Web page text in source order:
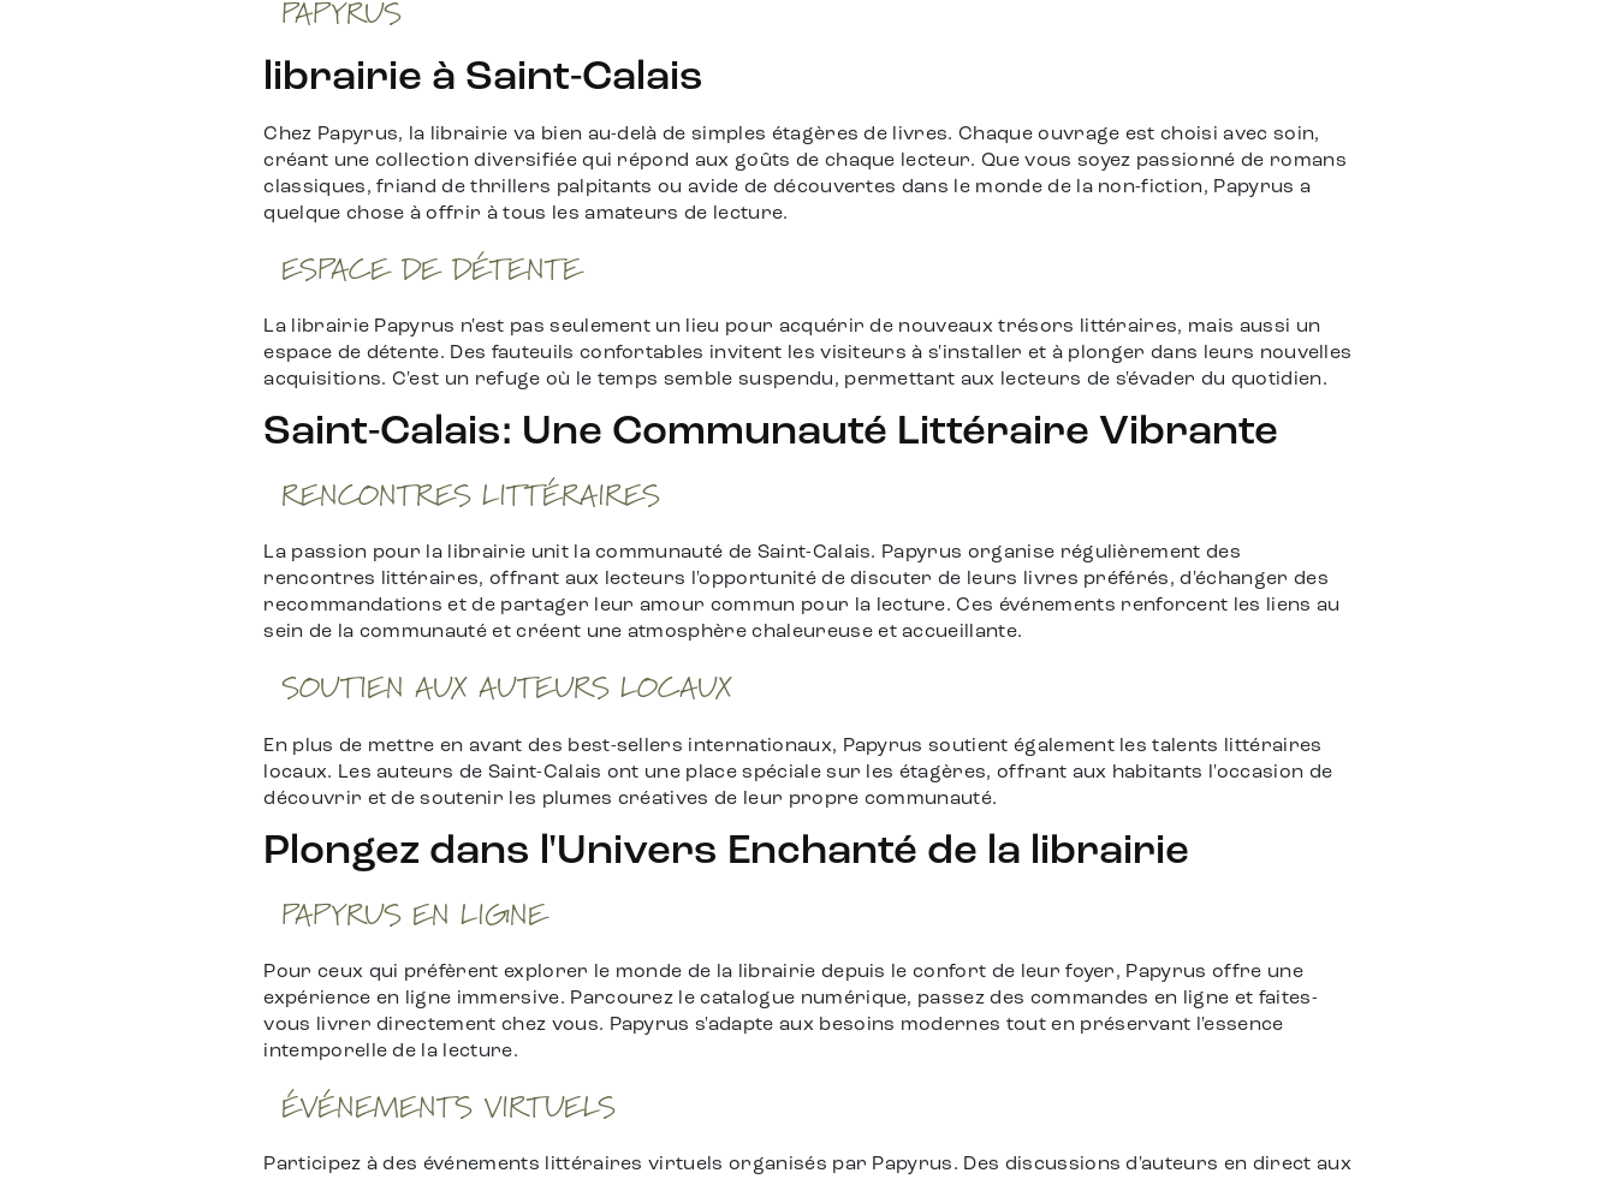
PAPYRUS
librairie à Saint-Calais
Chez Papyrus, la librairie va bien au-delà de simples étagères de livres. Chaque ouvrage est choisi avec soin,
créant une collection diversifiée qui répond aux goûts de chaque lecteur. Que vous soyez passionné de romans
classiques, friand de thrillers palpitants ou avide de découvertes dans le monde de la non-fiction, Papyrus a
quelque chose à offrir à tous les amateurs de lecture.
ESPACE DE DÉTENTE
La librairie Papyrus n'est pas seulement un lieu pour acquérir de nouveaux trésors littéraires, mais aussi un
espace de détente. Des fauteuils confortables invitent les visiteurs à s'installer et à plonger dans leurs nouvelles
acquisitions. C'est un refuge où le temps semble suspendu, permettant aux lecteurs de s'évader du quotidien.
Saint-Calais: Une Communauté Littéraire Vibrante
RENCONTRES LITTÉRAIRES
La passion pour la librairie unit la communauté de Saint-Calais. Papyrus organise régulièrement des
rencontres littéraires, offrant aux lecteurs l'opportunité de discuter de leurs livres préférés, d'échanger des
recommandations et de partager leur amour commun pour la lecture. Ces événements renforcent les liens au
sein de la communauté et créent une atmosphère chaleureuse et accueillante.
SOUTIEN AUX AUTEURS LOCAUX
En plus de mettre en avant des best-sellers internationaux, Papyrus soutient également les talents littéraires
locaux. Les auteurs de Saint-Calais ont une place spéciale sur les étagères, offrant aux habitants l'occasion de
découvrir et de soutenir les plumes créatives de leur propre communauté.
Plongez dans l'Univers Enchanté de la librairie
PAPYRUS EN LIGNE
Pour ceux qui préfèrent explorer le monde de la librairie depuis le confort de leur foyer, Papyrus offre une
expérience en ligne immersive. Parcourez le catalogue numérique, passez des commandes en ligne et faites-
vous livrer directement chez vous. Papyrus s'adapte aux besoins modernes tout en préservant l'essence
intemporelle de la lecture.
ÉVÉNEMENTS VIRTUELS
Participez à des événements littéraires virtuels organisés par Papyrus. Des discussions d'auteurs en direct aux